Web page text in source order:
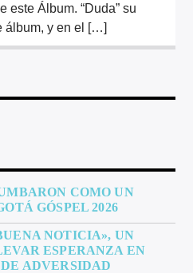
este Álbum. “Duda” su
álbum, y en el […]
COMO UN
GÓSPEL 2026
NOTICIA», UN
ESPERANZA EN
ADVERSIDAD